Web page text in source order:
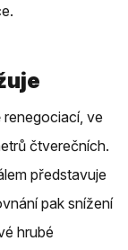
ve
čtverečních.
představuje
pak snížení
hrubé